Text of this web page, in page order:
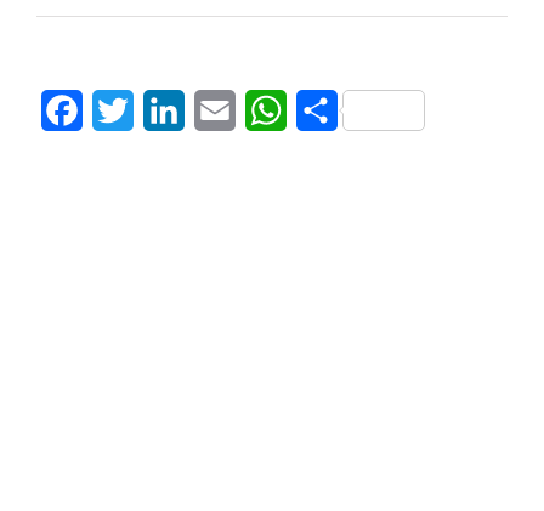
FacebookTwitter LinkedInEmail WhatsApp
Share